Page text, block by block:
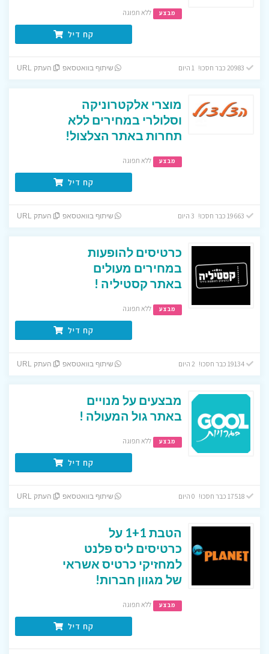
מבצע ללא תפוגה
קח דיל
שיתוף בוואטסאפ העתק URL
מוצרי אלקטרוניקה
וסלולרי במחירים ללא
תחרות באתר הצלצול!
מבצע ללא תפוגה
קח דיל
שיתוף בוואטסאפ העתק URL
כרטיסים להופעות
במחירים מעולים
באתר קסטיליה !
מבצע ללא תפוגה
קח דיל
19134 כבר חסכו! 2 היום שיתוף בוואטסאפ העתק URL
מבצעים על מנויים
באתר גול המעולה !
מבצע ללא תפוגה
קח דיל
17518 כבר חסכו! 0 היום שיתוף בוואטסאפ העתק URL
הטבת 1+1 על
כרטיסים ליס פלנט
למחזיקי כרטיס אשראי
של מגוון חברות!
מבצע ללא תפוגה
קח דיל